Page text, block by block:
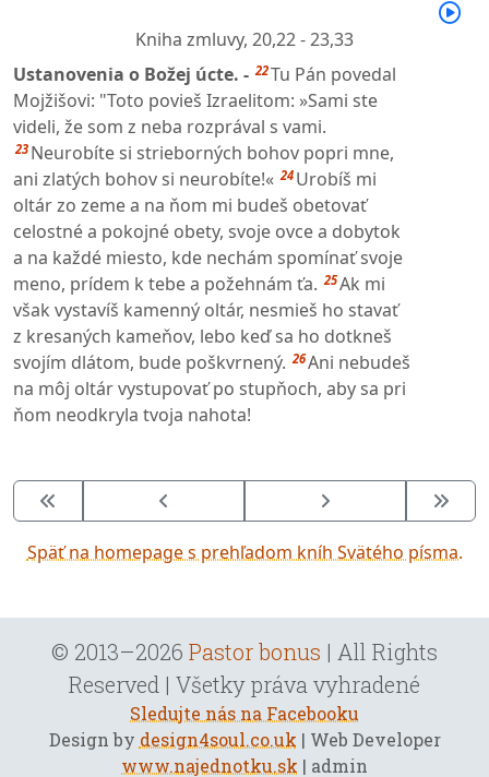
Kniha zmluvy, 20,22 - 23,33
Ustanovenia o Božej úcte. - 22Tu Pán povedal
Mojžišovi: "Toto povieš Izraelitom: »Sami ste
videli, že som z neba rozprával s vami.
23 Neurobíte si strieborných bohov popri mne,
ani zlatých bohov si neurobíte!« 24 Urobíš mi
oltár zo zeme a na ňom mi budeš obetovať
celostné a pokojné obety, svoje ovce a dobytok
a na každé miesto, kde nechám spomínať svoje
meno, prídem k tebe a požehnám ťa. 25Ak mi
však vystavíš kamenný oltár, nesmieš ho stavať
z kresaných kameňov, lebo keď sa ho dotkneš
svojím dlátom, bude poškvrnený. 26Ani nebudeš
na môj oltár vystupovať po stupňoch, aby sa pri
ňom neodkryla tvoja nahota!
Späť na homepage s prehľadom kníh Svätého písma.
© 2013–2026 Pastor bonus | All Rights
Reserved | Všetky práva vyhradené
Sledujte nás na Facebooku
Design by design4soul.co.uk | Web Developer
www.najednotku.sk | admin